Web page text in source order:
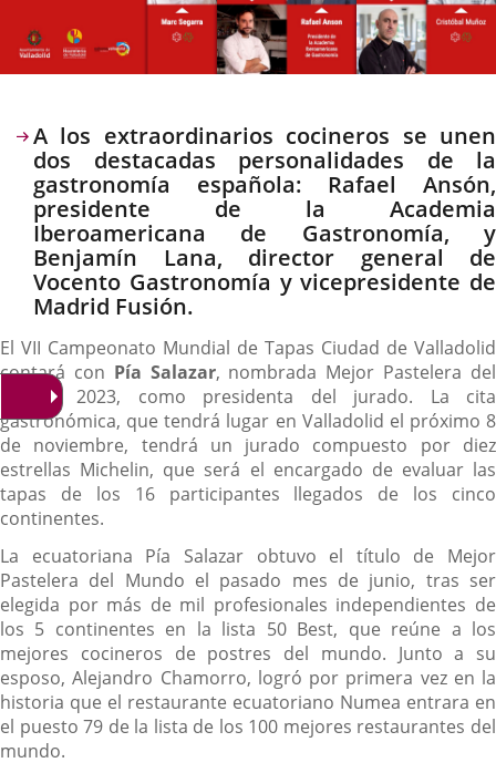
Descripción
A los extraordinarios cocineros se unen
dos destacadas personalidades de la
gastronomía española: Rafael Ansón,
presidente de la Academia
Iberoamericana de Gastronomía, y
Benjamín Lana, director general de
Vocento Gastronomía y vicepresidente de
Madrid Fusión.
El VII Campeonato Mundial de Tapas Ciudad de Valladolid
contará con Pía Salazar, nombrada Mejor Pastelera del
Mundo 2023, como presidenta del jurado. La cita
gastronómica, que tendrá lugar en Valladolid el próximo 8
de noviembre, tendrá un jurado compuesto por diez
estrellas Michelin, que será el encargado de evaluar las
tapas de los 16 participantes llegados de los cinco
continentes.
La ecuatoriana Pía Salazar obtuvo el título de Mejor
Pastelera del Mundo el pasado mes de junio, tras ser
elegida por más de mil profesionales independientes de
los 5 continentes en la lista 50 Best, que reúne a los
mejores cocineros de postres del mundo. Junto a su
esposo, Alejandro Chamorro, logró por primera vez en la
historia que el restaurante ecuatoriano Numea entrara en
el puesto 79 de la lista de los 100 mejores restaurantes del
mundo.